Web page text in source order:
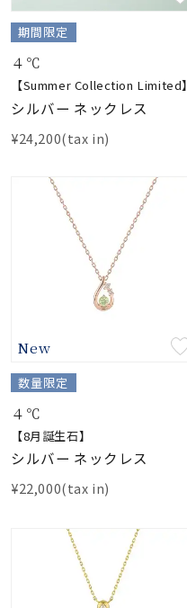
素材
カラー
誕生石
モチーフ
ファッションテイス
着用シーン
コレクション
リングサイズ
期間限定
４℃
【Summer Collection Limited】
シルバー ネックレス
¥24,200(tax in)
New
数量限定
４℃
【8月誕生石】
シルバー ネックレス
¥22,000(tax in)